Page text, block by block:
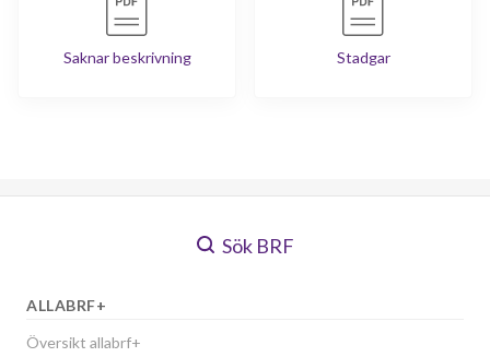
Saknar beskrivning Stadgar
Sök BRF
ALLABRF+
Översikt allabrf+